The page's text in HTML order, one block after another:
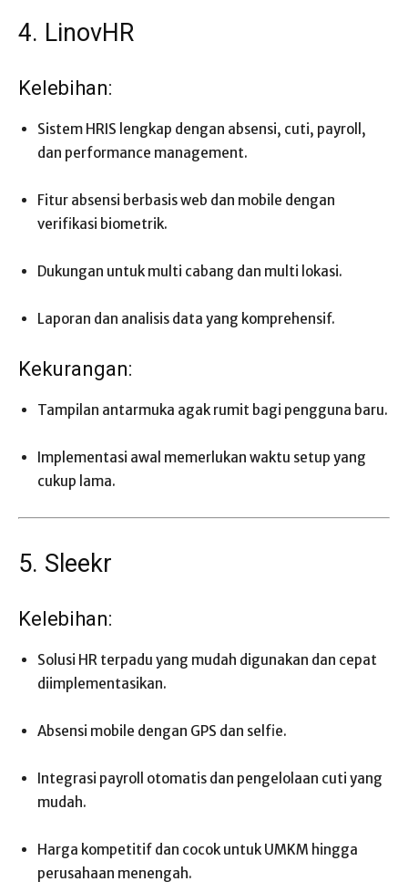
4. LinovHR
Kelebihan:
Sistem HRIS lengkap dengan absensi, cuti, payroll,
dan performance management.
Fitur absensi berbasis web dan mobile dengan
verifikasi biometrik.
Dukungan untuk multi cabang dan multi lokasi.
Laporan dan analisis data yang komprehensif.
Kekurangan:
Tampilan antarmuka agak rumit bagi pengguna baru.
Implementasi awal memerlukan waktu setup yang
cukup lama.
5. Sleekr
Kelebihan:
Solusi HR terpadu yang mudah digunakan dan cepat
diimplementasikan.
Absensi mobile dengan GPS dan selfie.
Integrasi payroll otomatis dan pengelolaan cuti yang
mudah.
Harga kompetitif dan cocok untuk UMKM hingga
perusahaan menengah.